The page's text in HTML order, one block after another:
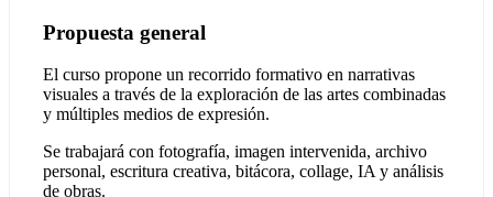
Propuesta general
El curso propone un recorrido formativo en narrativas
visuales a través de la exploración de las artes combinadas
y múltiples medios de expresión.
Se trabajará con fotografía, imagen intervenida, archivo
personal, escritura creativa, bitácora, collage, IA y análisis
de obras.